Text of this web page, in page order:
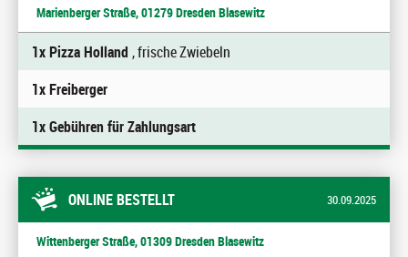
Marienberger Straße, 01279 Dresden Blasewitz
1x Pizza Holland , frische Zwiebeln
1x Freiberger
1x Gebühren für Zahlungsart
ONLINE BESTELLT 30.09.2025
Wittenberger Straße, 01309 Dresden Blasewitz